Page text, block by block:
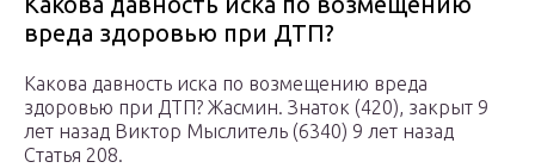
вреда здоровью при ДТП?
Какова давность иска по возмещению вреда
здоровью при ДТП? Жасмин. Знаток (420), закрыт 9
лет назад Виктор Мыслитель (6340) 9 лет назад
Статья 208.